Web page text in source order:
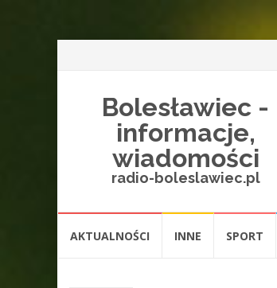
Bolesławiec -
informacje,
wiadomości
radio-boleslawiec.pl
AKTUALNOŚCI INNE SPORT